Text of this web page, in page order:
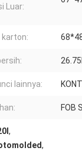
Luar:
karton:
lainnya:
FOB
,
,